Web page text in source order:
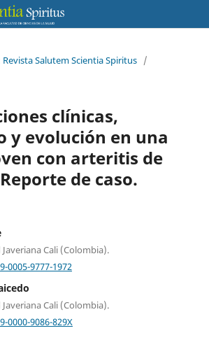
Salutem Scientia Spiritus /
clínicas,
y evolución en una
con arteritis de
de caso.
Cali (Colombia).
9777-1972
Cali (Colombia).
9086-829X